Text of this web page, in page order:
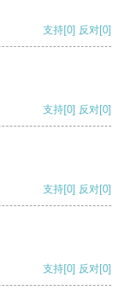
支持[0] 反对[0]
支持[0] 反对[0]
支持[0] 反对[0]
支持[0] 反对[0]